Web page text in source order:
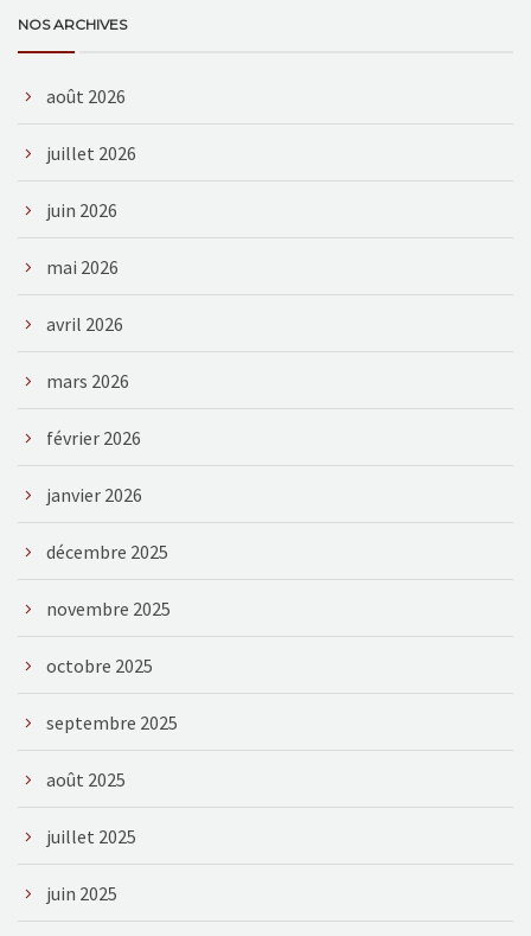
NOS ARCHIVES
août 2026
juillet 2026
juin 2026
mai 2026
avril 2026
mars 2026
février 2026
janvier 2026
décembre 2025
novembre 2025
octobre 2025
septembre 2025
août 2025
juillet 2025
juin 2025